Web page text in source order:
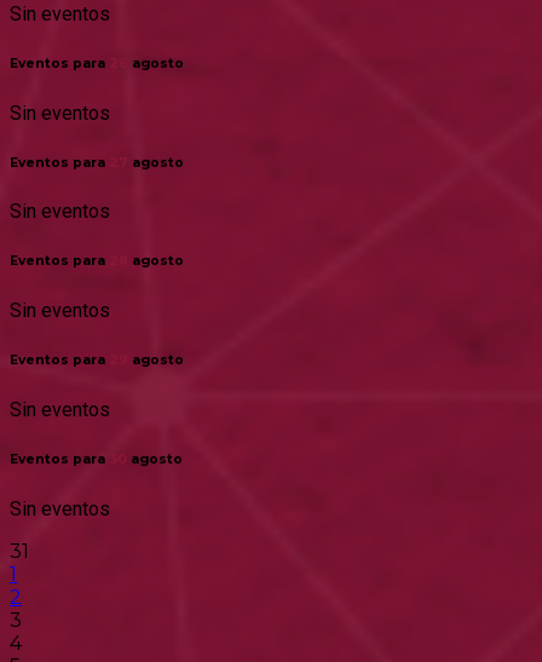
Sin eventos
Eventos para 26 agosto
Sin eventos
Eventos para 27 agosto
Sin eventos
Eventos para agosto
Sin eventos
Eventos para agosto
Sin eventos
Eventos para 30 agosto
Sin eventos
31
1
2
3
4